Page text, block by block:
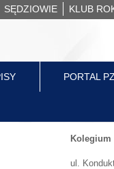
SĘDZIOWIE KLUB
PORTAL
Kolegium
ul.